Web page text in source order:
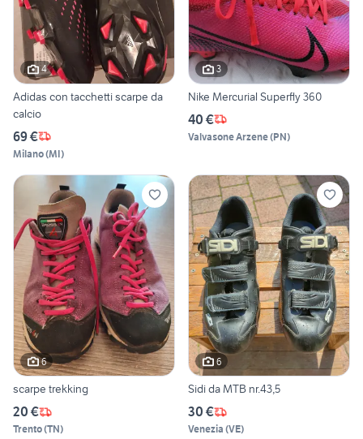
4
Adidas con tacchetti scarpe da
calcio
69 €
Milano(MI)
3
Nike Mercurial Superfly 360
40 €
Valvasone Arzene(PN)
6
scarpe trekking
20 €
Trento(TN)
6
Sidi da MTB nr.43,5
30 €
Venezia (VE)